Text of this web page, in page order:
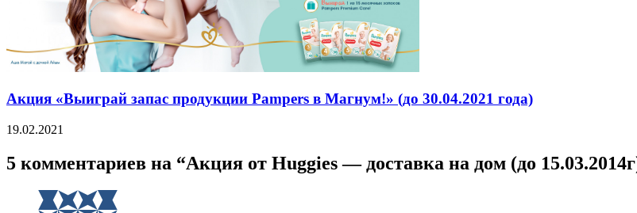
Акция «Выиграй запас продукции Pampers в Магнум!» (до 30.04.2021 года)
19.02.2021
5 комментариев на “Акция от Huggies — доставка на дом (до